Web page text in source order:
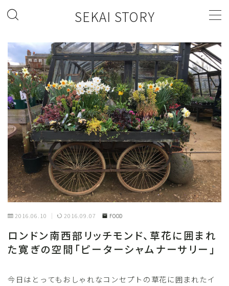
SEKAI STORY
FASHION
FOOD
LIFESTYLE
2016.06.10 2016.09.07 FOOD
ロンドン南西部リッチモンド、草花に囲まれ
た寛ぎの空間「ピーターシャムナーサリー」
今日はとってもおしゃれなコンセプトの草花に囲まれたイ